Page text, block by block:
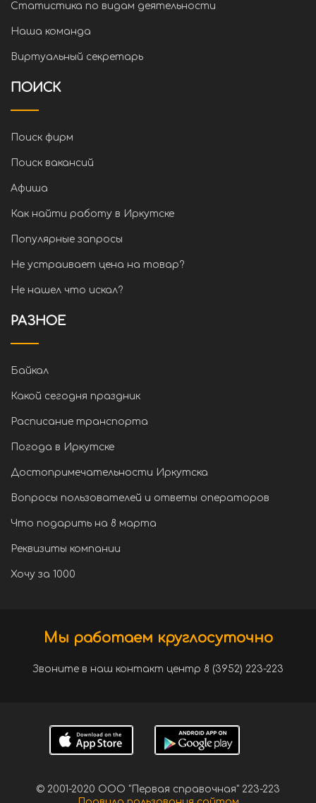
Статистика по видам деятельности
Наша команда
Виртуальный секретарь
ПОИСК
Поиск фирм
Поиск вакансий
Афиша
Как найти работу в Иркутске
Популярные запросы
Не устраивает цена на товар?
Не нашел что искал?
РАЗНОЕ
Байкал
Какой сегодня праздник
Расписание транспорта
Погода в Иркутске
Достопримечательности Иркутска
Вопросы пользователей и ответы операторов
Что подарить на 8 марта
Реквизиты компании
Хочу за 1000
Мы работаем круглосуточно
Звоните в наш контакт центр 8 (3952) 223-223
© 2001-2020 ООО "Первая справочная" 223-223